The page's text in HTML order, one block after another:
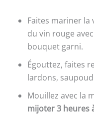
Faites mariner la
du vin rouge
bouquet garni.
Égouttez, faites
lardons,
Mouillez avec la
mijoter 3 heures